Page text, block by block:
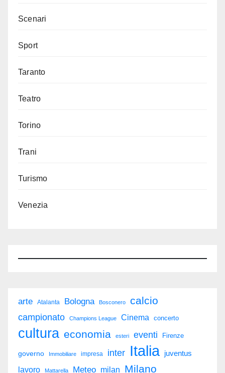
Scenari
Sport
Taranto
Teatro
Torino
Trani
Turismo
Venezia
arte Atalanta Bologna Bosconero calcio
campionato Champions League Cinema concerto
cultura economia esteri eventi Firenze
governo Immobiliare impresa inter Italia juventus
lavoro
Mattarella Meteo milan Milano